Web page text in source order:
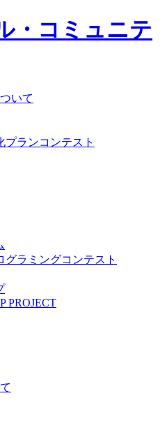
いて
プランコンテスト
グラミングコンテスト
PROJECT